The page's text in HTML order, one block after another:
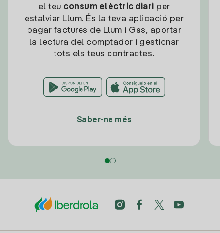
el teu consum elèctric diari per
estalviar Llum. És la teva aplicació per
pagar factures de Llum i Gas, aportar
la lectura del comptador i gestionar
tots els teus contractes.
Saber-ne més